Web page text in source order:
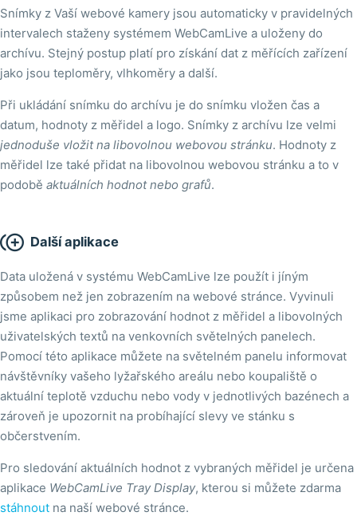
Snímky z Vaší webové kamery jsou automaticky v pravidelných
intervalech staženy systémem WebCamLive a uloženy do
archívu. Stejný postup platí pro získání dat z měřících zařízení
jako jsou teploměry, vlhkoměry a další.
Při ukládání snímku do archívu je do snímku vložen čas a
datum, hodnoty z měřidel a logo. Snímky z archívu lze velmi
jednoduše vložit na libovolnou webovou stránku. Hodnoty z
měřidel lze také přidat na libovolnou webovou stránku a to v
podobě aktuálních hodnot nebo grafů.
 Další aplikace
Data uložená v systému WebCamLive lze použít i jíným
způsobem než jen zobrazením na webové stránce. Vyvinuli
jsme aplikaci pro zobrazování hodnot z měřidel a libovolných
uživatelských textů na venkovních světelných panelech.
Pomocí této aplikace můžete na světelném panelu informovat
návštěvníky vašeho lyžařského areálu nebo koupaliště o
aktuální teplotě vzduchu nebo vody v jednotlivých bazénech a
zároveň je upozornit na probíhající slevy ve stánku s
občerstvením.
Pro sledování aktuálních hodnot z vybraných měřidel je určena
aplikace WebCamLive Tray Display, kterou si můžete zdarma
stáhnout na naší webové stránce.